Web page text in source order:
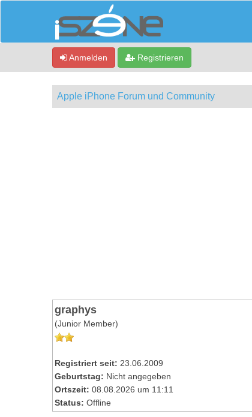
Anmelden Registrieren
Apple iPhone Forum und Community
graphys
(Junior Member)
Registriert seit: 23.06.2009
Geburtstag: Nicht angegeben
Ortszeit: 08.08.2026 um 11:11
Status: Offline